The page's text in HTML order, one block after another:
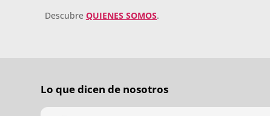
Descubre QUIENES SOMOS.
Lo que dicen de nosotros